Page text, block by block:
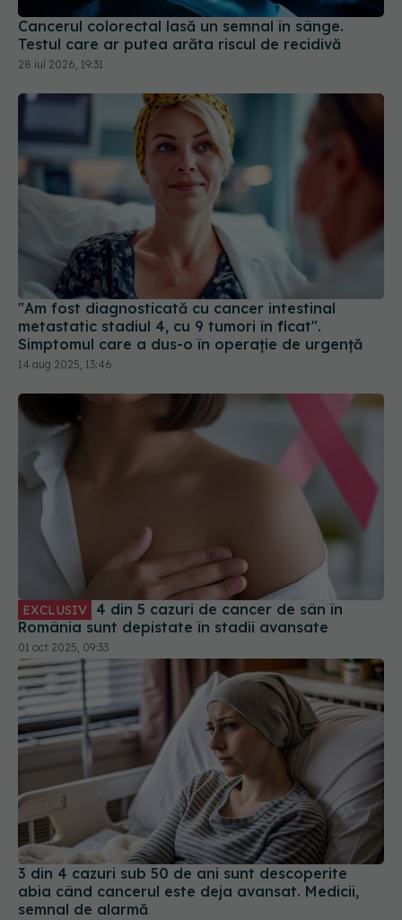
Cancerul colorectal lasă un semnal în sânge.
Testul care ar putea arăta riscul de recidivă
28 iul 2026, 19:31
"Am fost diagnosticată cu cancer intestinal
metastatic stadiul 4, cu 9 tumori în ficat".
Simptomul care a dus-o în operație de urgență
14 aug 2025, 13:46
EXCLUSIV
România sunt depistate în stadii avansate
01 oct 2025, 09:33
3 din 4 cazuri sub 50 de ani sunt descoperite
abia când cancerul este deja avansat. Medicii,
semnal de alarmă